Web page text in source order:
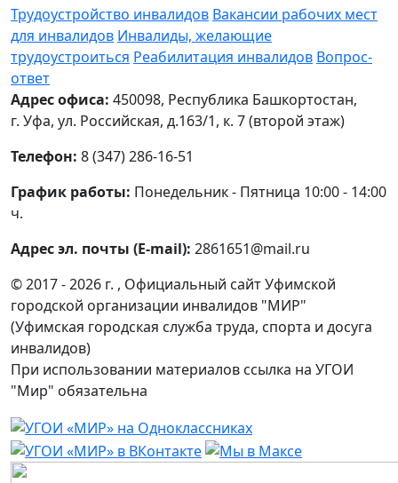
Трудоустройство инвалидов Вакансии рабочих мест
для инвалидов Инвалиды, желающие
трудоустроиться Реабилитация инвалидов Вопрос-
ответ
Адрес офиса: 450098, Республика Башкортостан,
г. Уфа, ул. Российская, д.163/1, к. 7 (второй этаж)
Телефон: 8 (347) 286-16-51
График работы: Понедельник - Пятница 10:00 - 14:00
ч.
Адрес эл. почты (E-mail): 2861651@mail.ru
© 2017 - 2026 г. , Официальный сайт Уфимской
городской организации инвалидов "МИР"
(Уфимская городская служба труда, спорта и досуга
инвалидов)
При использовании материалов ссылка на УГОИ
"Мир" обязательна